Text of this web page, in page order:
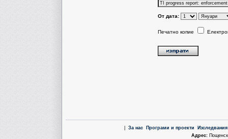
От дата:
Печатно копие
За нас Програми и проекти
Aдрес: